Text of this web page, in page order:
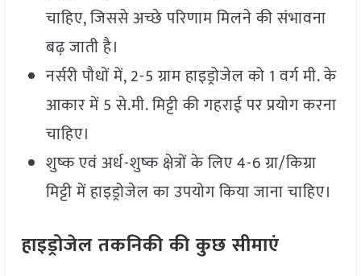
चाहिए, जिससे अच्छे परिणाम मिलने की संभावना
बढ़ जाती है।
नर्सरी पौधों में, 2-5 ग्राम हाइड्रोजेल को 1 वर्ग मी. के
आकार में 5 से.मी. मिट्टी की गहराई पर प्रयोग करना
चाहिए।
शुष्क एवं अर्ध-शुष्क क्षेत्रों के लिए 4-6 ग्रा/किग्रा
मिट्टी में हाइड्रोजेल का उपयोग किया जाना चाहिए।
हाइड्रोजेल तकनिकी की कुछ सीमाएं